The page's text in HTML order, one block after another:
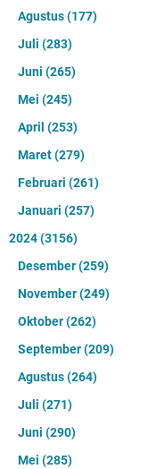
Agustus(177)
Juli (283)
Juni (265)
Mei (245)
April (253)
Maret(279)
Februari (261)
Januari (257)
2024(3156)
Desember(259)
November(249)
Oktober(262)
September(209)
Agustus(264)
Juli (271)
Juni (290)
Mei (285)